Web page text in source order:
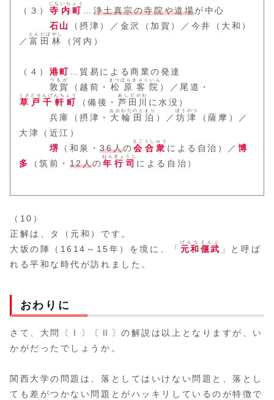
（３） 寺内町
じないちょう
浄土真宗の寺院や道場が中心
石山
（摂津）／金沢（加賀）／今井（大和）
／ 富田林
とんだばやし
（河内）
（４） 港町
…貿易による商業の発達
敦賀
つるが
（越前・ 松原客院
まつばらきゃくいん
）／尾道・
草戸千軒町
くさどせんげんちょう
（備後・ 芦田川
あしだがわ
に水没）
兵庫（摂津・ 大輪田泊
おおわだのとまり
）／ 坊津
ぼうのつ
（薩摩）／
大津（近江）
堺
（和泉・36人の会合衆
えごうしゅう
による自治）／ 博
多
（筑前・ 12人の 年行司
ねんぎょうじ
による自治）
（10）
正解は、タ（元和）です。
大坂の陣（1614～15年）を境に、「 元和偃武
げんなえんぶ
」と呼ば
れる平和な時代が訪れました。
おわりに
さて、大問〔Ⅰ〕〔Ⅱ〕の解説は以上となりますが、い
かがだったでしょうか。
関西大学の問題は、落としてはいけない問題と、落とし
ても差がつかない問題とがハッキリしているのが特徴で